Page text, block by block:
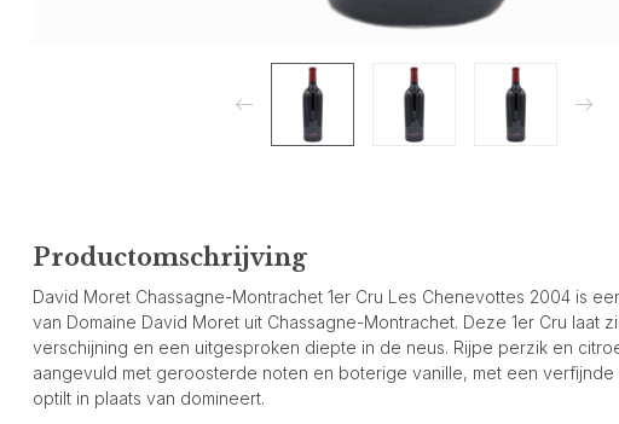
Productomschrijving
David Moret Chassagne-Montrachet 1er Cru Les Chenevottes 2004 is
van Domaine David Moret uit Chassagne-Montrachet. Deze 1er Cru laat
verschijning en een uitgesproken diepte in de neus. Rijpe perzik en
aangevuld met geroosterde noten en boterige vanille, met een
optilt in plaats van domineert.